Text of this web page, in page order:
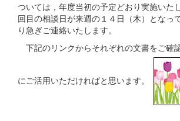
ついては，年度当初の予定どおり実施いた
回目の相談日が来週の１４日（木）となっ
り急ぎご連絡いたします。
下記のリンクからそれぞれの文書をご確
にご活用いただければと思います。